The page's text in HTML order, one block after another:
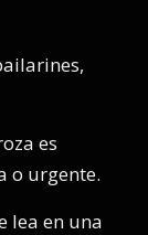
es
o urgente.
lea en una